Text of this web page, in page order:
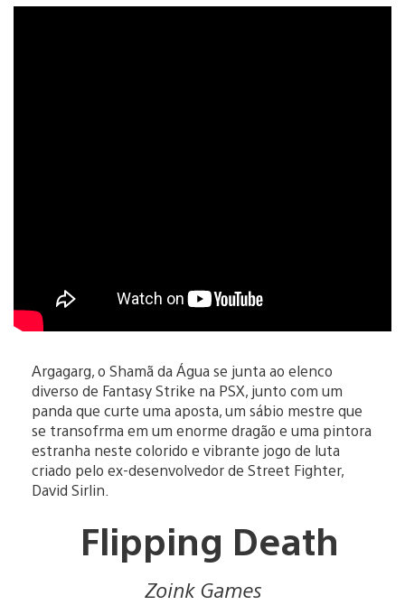
Argagarg, o Shamã da Água se junta ao elenco
diverso de Fantasy Strike na PSX, junto com um
panda que curte uma aposta, um sábio mestre que
se transofrma em um enorme dragão e uma pintora
estranha neste colorido e vibrante jogo de luta
criado pelo ex-desenvolvedor de Street Fighter,
David Sirlin.
Flipping Death
Zoink Games